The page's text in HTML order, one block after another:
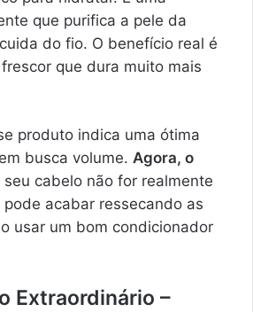
que purifica a pele da
do fio. O benefício real é
que dura muito mais
produto indica uma ótima
busca volume. Agora, o
seu cabelo não for realmente
acabar ressecando as
usar um bom condicionador
Extraordinário –